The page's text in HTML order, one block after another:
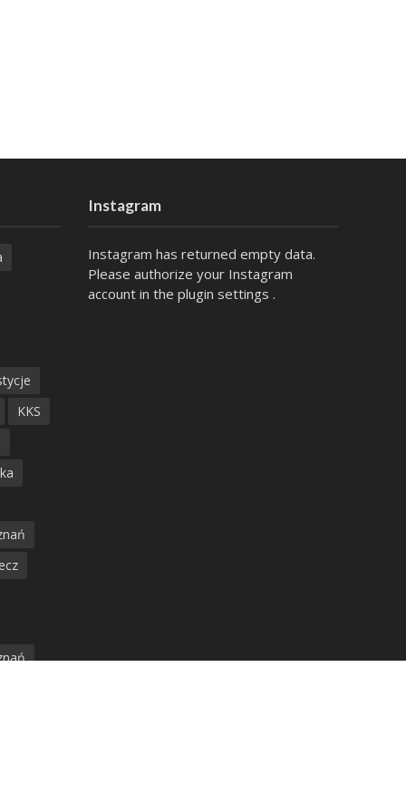
KKS
Instagram
Instagram has returned empty data.
Please authorize your Instagram
account in the plugin settings .